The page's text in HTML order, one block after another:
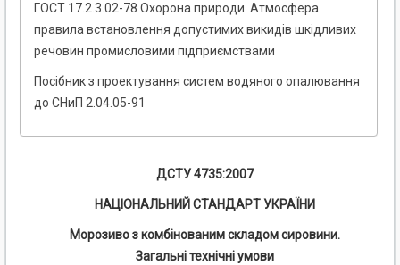
ГОСТ 17.2.3.02-78 Охорона природи. Атмосфера
правила встановлення допустимих викидів шкідливих
речовин промисловими підприємствами
Посібник з проектування систем водяного опалювання
до СНиП 2.04.05-91
ДСТУ 4735:2007
НАЦІОНАЛЬНИЙ СТАНДАРТ УКРАЇНИ
Морозиво з комбінованим складом сировини.
Загальні технічні умови